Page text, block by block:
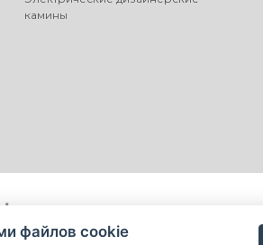
камины
файлов cookie